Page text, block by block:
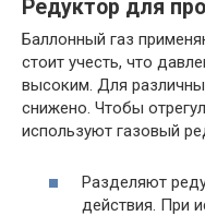
Редуктор для
Баллонный газ
стоит учесть, что
высоким. Для
снижено. Чтобы
используют газовый
Разделяют
действия. При